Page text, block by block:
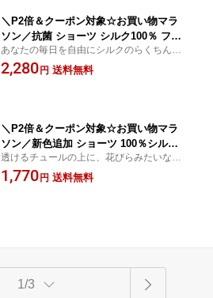
＼P2倍＆クーポン対象☆お買い物マラ
ソン／抗菌 ショーツ シルク100％ フラ
ワーレース ヘムレース 花柄 清潔 安心
ノーマルレッグ 絹 下着 超軽量 エアリ
あなたの毎日を自由にシルクのらくちんシ
ョーツで身も心も健やかに美しく 超快適抗
菌ショーツ☆ムレない 高い通気性 冷えとり
2,280円 送料無料
＼P2倍＆クーポン対象☆お買い物マラ
ソン／新色追加 ショーツ 100％シルク
裏打ち シルクサテン シースルーバック
レースエッジ 透け感 ローライズ スカラ
透けるチュールの上に、花びらみたいなレ
ースを重ねて☆別売りお揃いブラあり☆痛
くならない 絹 下着 吸湿速乾 快適 高い通気
1,770円 送料無料
1/3